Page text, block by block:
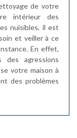
de votre
intérieur des
nuisibles, il est
et veiller à ce
En effet,
des agressions
votre maison à
des problèmes